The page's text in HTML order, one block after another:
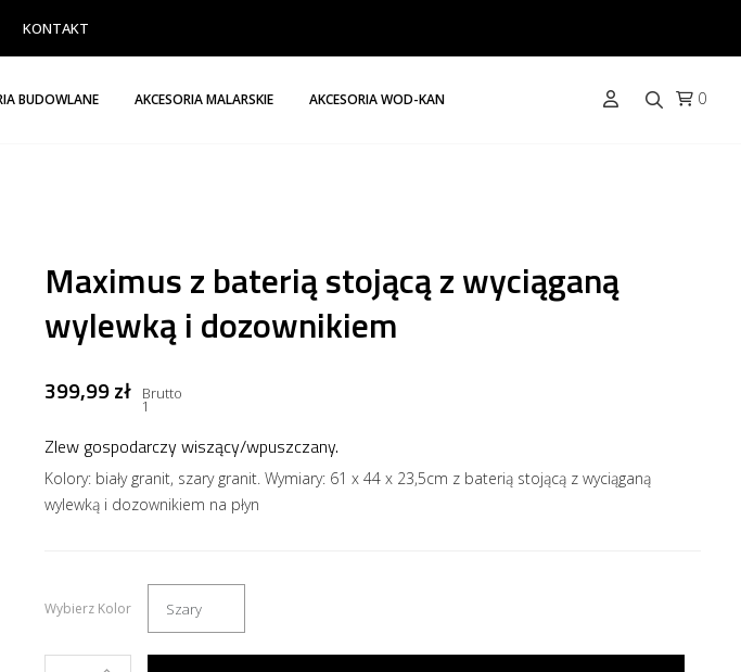
KONTAKT
BUDOWLANE AKCESORIA MALARSKIE AKCESORIA WOD-KAN 0
Maximus z baterią stojącą z wyciąganą
wylewką i dozownikiem
399,99 zł Brutto
1
Zlew gospodarczy wiszący/wpuszczany.
Kolory: biały granit, szary granit. Wymiary: 61 x 44 x 23,5cm z baterią stojącą z wyciąganą
wylewką i dozownikiem na płyn
Wybierz Kolor